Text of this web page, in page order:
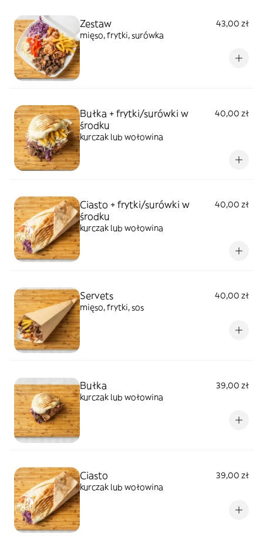
Zestaw
43,00 zł
mięso, frytki, surówka
Bułka + frytki/surówki w
środku
40,00 zł
kurczak lub wołowina
Ciasto + frytki/surówki w
środku
40,00 zł
kurczak lub wołowina
Servets
40,00 zł
mięso, frytki, sos
Bułka
39,00 zł
kurczak lub wołowina
Ciasto
39,00 zł
kurczak lub wołowina